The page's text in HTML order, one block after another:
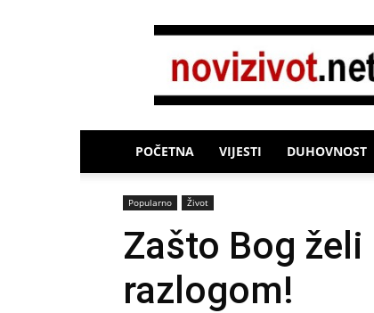
Novi
POČETNA VIJESTI DUHOVNOST
Popularno Život
Zašto Bog
razlogom!